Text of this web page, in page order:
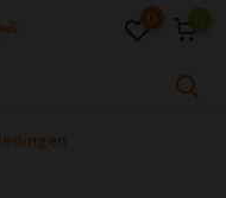
0 0